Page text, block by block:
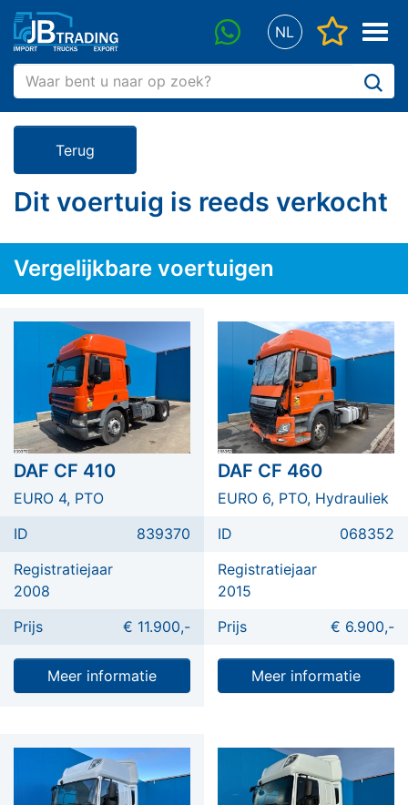
whatsapp
NL Menu
Terug
Dit voertuig is reeds verkocht
Vergelijkbare voertuigen
DAF CF 410
EURO 4, PTO
ID
839370
Registratiejaar
2008
Prijs
€ 11.900,-
Meer informatie
DAF CF 460
EURO 6, PTO, Hydrauliek
ID
068352
Registratiejaar
2015
Prijs
€ 6.900,-
Meer informatie